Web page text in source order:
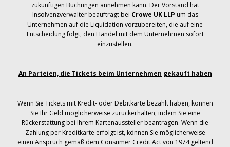
zukünftigen Buchungen annehmen kann. Der Vorstand hat
Insolvenzverwalter beauftragt bei Crowe UK LLP um das
Unternehmen auf die Liquidation vorzubereiten, die auf eine
Entscheidung folgt, den Handel mit dem Unternehmen sofort
einzustellen.
An Parteien, die Tickets beim Unternehmen gekauft haben
Wenn Sie Tickets mit Kredit- oder Debitkarte bezahlt haben, können
Sie Ihr Geld möglicherweise zurückerhalten, indem Sie eine
Rückerstattung bei Ihrem Kartenaussteller beantragen. Wenn die
Zahlung per Kreditkarte erfolgt ist, können Sie möglicherweise
einen Anspruch gemäß dem Consumer Credit Act von 1974 geltend